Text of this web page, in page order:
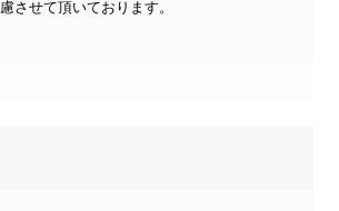
慮させて頂いております。